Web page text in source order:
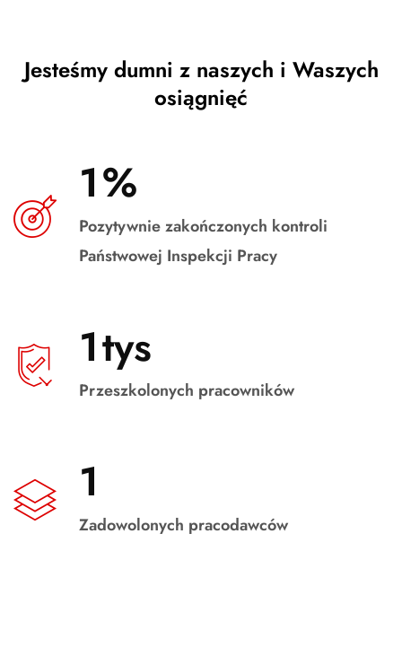
Jesteśmy dumni z naszych i Waszych
osiągnięć
1%
Pozytywnie zakończonych kontroli
Państwowej Inspekcji Pracy
1tys
Przeszkolonych pracowników
1
Zadowolonych pracodawców